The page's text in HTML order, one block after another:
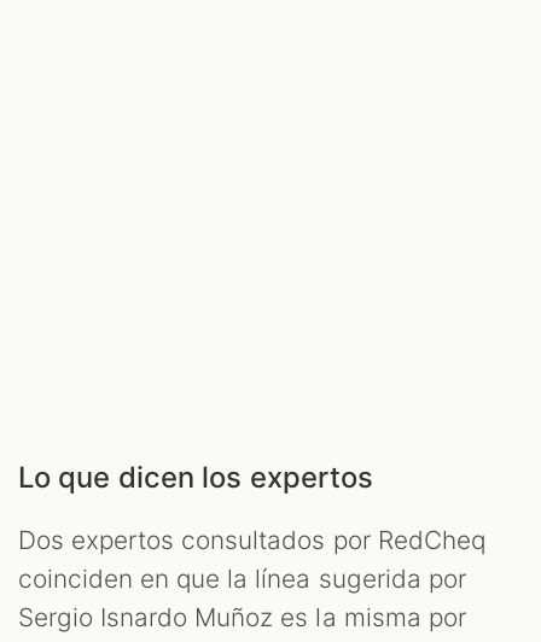
Lo que dicen los expertos
Dos expertos consultados por RedCheq
coinciden en que la línea sugerida por
Sergio Isnardo Muñoz es la misma por